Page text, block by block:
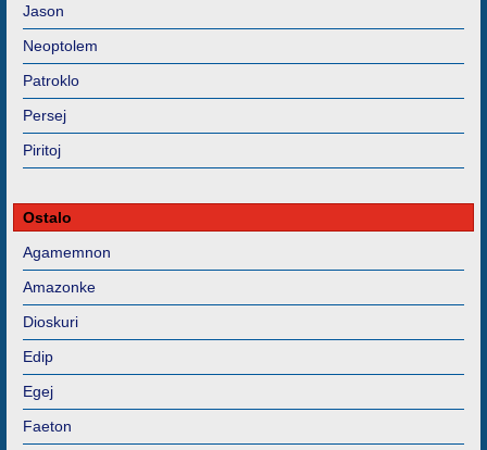
Jason
Neoptolem
Patroklo
Persej
Piritoj
Ostalo
Agamemnon
Amazonke
Dioskuri
Edip
Egej
Faeton